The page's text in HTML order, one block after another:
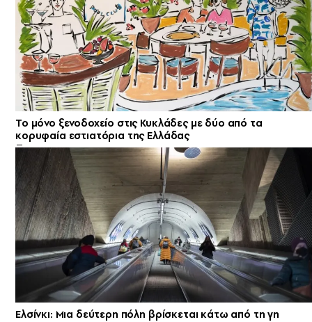
Το μόνο ξενοδοχείο στις Κυκλάδες με δύο από τα
κορυφαία εστιατόρια της Ελλάδας
Ελσίνκι: Mια δεύτερη πόλη βρίσκεται κάτω από τη γη